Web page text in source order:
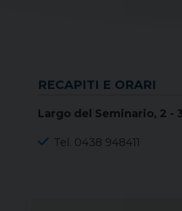
RECAPITI E ORARI
Largo del Seminario, 2 -
Tel. 0438 948411